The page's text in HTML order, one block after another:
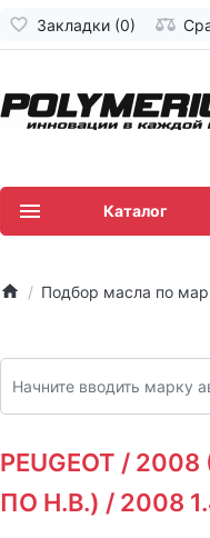
Закладки (0)
Каталог
Подбор масла по
PEUGEOT /
ПО Н.В.) / 2008